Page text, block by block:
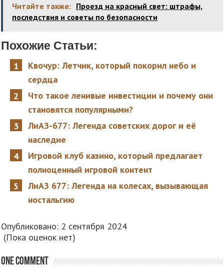
Читайте также: Проезд на красный свет: штрафы,
последствия и советы по безопасности
Похожие Статьи:
Квочур: Летчик, который покорил небо и
сердца
Что такое ленивые инвестиции и почему они
становятся популярными?
ЛиАЗ-677: Легенда советских дорог и её
наследие
Игровой клуб казино, который предлагает
полноценный игровой контент
ЛиАЗ 677: Легенда на колесах, вызывающая
ностальгию
Опубликовано: 2 сентября 2024
(Пока оценок нет)
One comment